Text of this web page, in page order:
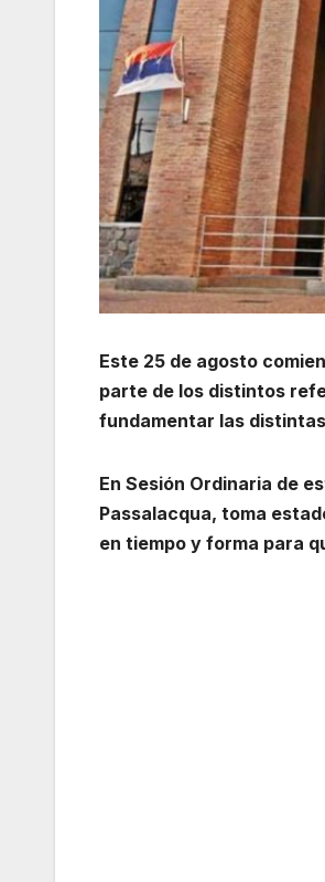
Este 25 de agosto
parte de los distintos
fundamentar las
En Sesión Ordinaria de
Passalacqua, toma
en tiempo y forma para